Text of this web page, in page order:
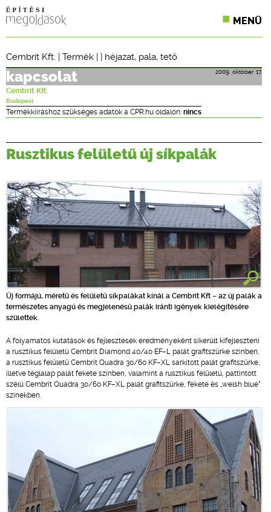
MENÜ
ONLINE KÉPZÉSEK
TERVEZÉSI SEGÉDLETEK
Cembrit Kft. | Termék | | héjazat, pala, tető
2009. október 17.
kapcsolat
Cembrit Kft.
Budapest
Termékkiíráshoz szükséges adatok a CPR.hu oldalon: nincs
Rusztikus felületű új síkpalák
Új formájú, méretű és felületű síkpalákat kínál a Cembrit Kft – az új palák a
természetes anyagú és megjelenésű palák iránti igények kielégítésére
születtek.
A folyamatos kutatások és fejlesztések eredményeként sikerült kifejleszteni
a rusztikus felületű Cembrit Diamond 40/40 EF–L palát grafitszürke színben,
a rusztikus felületű Cembrit Quadra 30/60 KF–XL sarkított palát grafitszürke,
illetve téglalap palát fekete színben, valamint a rusztikus felületű, pattintott
szélű Cembrit Quadra 30/60 KF–XL palát grafitszürke, fekete és „welsh blue”
színekben.